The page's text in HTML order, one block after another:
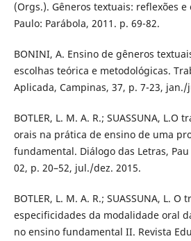
(Orgs.). Gêneros textuais: reflexões e
Paulo: Parábola, 2011. p. 69-82.
BONINI, A. Ensino de gêneros
escolhas teórica e metodológicas.
Aplicada, Campinas, 37, p. 7-23, jan./
BOTLER, L. M. A. R.; SUASSUNA, L.O
orais na prática de ensino de uma
fundamental. Diálogo das Letras, Pau
02, p. 20–52, jul./dez. 2015.
BOTLER, L. M. A. R.; SUASSUNA, L.
especificidades da modalidade oral
no ensino fundamental II. Revista